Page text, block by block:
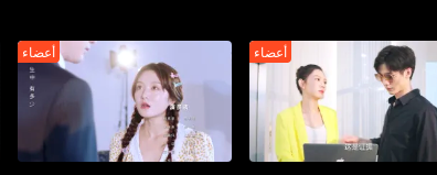
أعضاء أعضاء